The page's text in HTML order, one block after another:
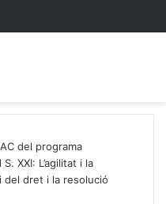
del programa
XXI: L’agilitat i la
del dret i la resolució